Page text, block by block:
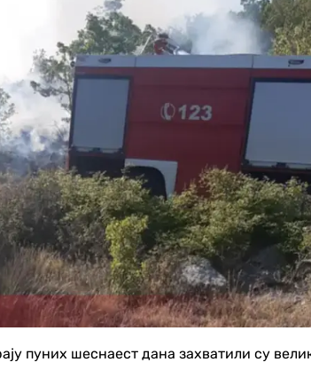
пуних шеснаест дана захватили су